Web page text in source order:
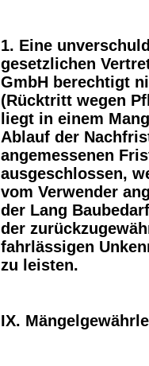
1. Eine
gesetzlichen
GmbH berechtigt
(Rücktritt wegen
liegt in einem
Ablauf der
angemessenen
ausgeschlossen,
vom Verwender
der Lang
der
fahrlässigen
zu leisten.
IX.